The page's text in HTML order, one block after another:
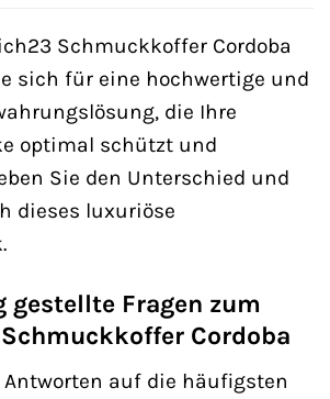
Schmuckkoffer Cordoba
sich für eine hochwertige und
die Ihre
optimal schützt und
Sie den Unterschied und
dieses luxuriöse
gestellte Fragen zum
Cordoba
auf die häufigsten